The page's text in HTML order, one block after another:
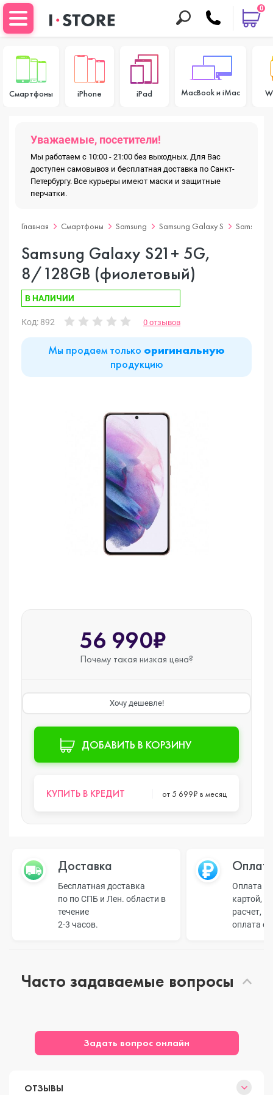
0
Смартфоны iPhone iPad MacBook и iMac
Уважаемые, посетители!
Мы работаем с 10:00 - 21:00 без выходных. Для Вас
доступен самовывоз и бесплатная доставка по Санкт-
Петербургу. Все курьеры имеют маски и защитные
перчатки.
Главная Смартфоны Samsung Samsung Galaxy S Samsung
Samsung Galaxy S21+ 5G,
8/128GB (фиолетовый)
В НАЛИЧИИ
Код: 892 0 отзывов
Мы продаем только оригинальную
продукцию
56 990₽
Почему такая низкая цена?
Хочу дешевле!
ДОБАВИТЬ В КОРЗИНУ
КУПИТЬ В КРЕДИТ от 5 699₽ в месяц
Доставка
Бесплатная доставка
по по СПБ и Лен. области в
течение
2-3 часов.
Оплата
картой,
расчет,
оплата
Часто задаваемые вопросы
Задать вопрос онлайн
ОТЗЫВЫ